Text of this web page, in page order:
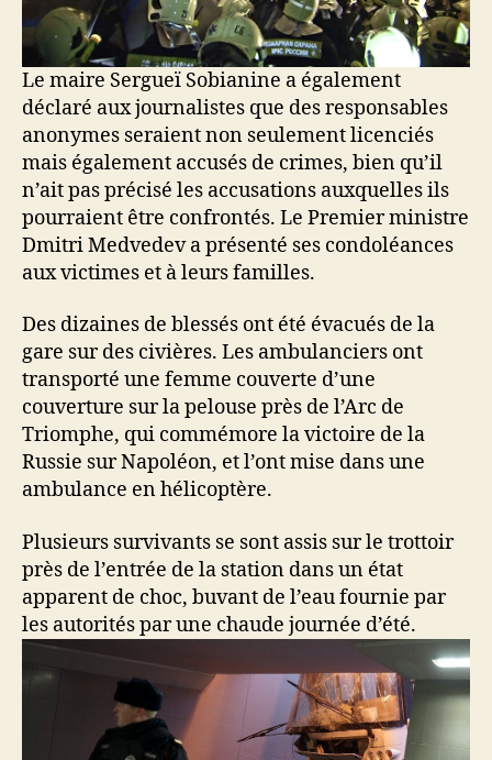
Le maire Sergueï Sobianine a également
déclaré aux journalistes que des responsables
anonymes seraient non seulement licenciés
mais également accusés de crimes, bien qu’il
n’ait pas précisé les accusations auxquelles ils
pourraient être confrontés. Le Premier ministre
Dmitri Medvedev a présenté ses condoléances
aux victimes et à leurs familles.
Des dizaines de blessés ont été évacués de la
gare sur des civières. Les ambulanciers ont
transporté une femme couverte d’une
couverture sur la pelouse près de l’Arc de
Triomphe, qui commémore la victoire de la
Russie sur Napoléon, et l’ont mise dans une
ambulance en hélicoptère.
Plusieurs survivants se sont assis sur le trottoir
près de l’entrée de la station dans un état
apparent de choc, buvant de l’eau fournie par
les autorités par une chaude journée d’été.